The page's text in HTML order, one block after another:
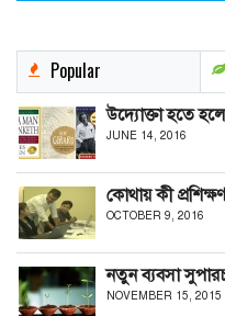
Popular
উদ্যোক্তা হতে
JUNE 14, 2016
কোথায় কী প্রশিক্ষণ
OCTOBER 9, 2016
নতুন ব্যবসা
NOVEMBER 15, 2015